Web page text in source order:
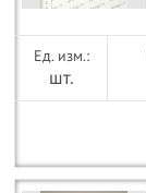
шт.